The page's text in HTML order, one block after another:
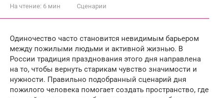
На чтение: 6 мин Сценарии
Одиночество часто становится невидимым барьером
между пожилыми людьми и активной жизнью. В
России традиция празднования этого дня направлена
на то, чтобы вернуть старикам чувство значимости и
нужности. Правильно подобранный сценарий дня
пожилого человека помогает создать пространство, где